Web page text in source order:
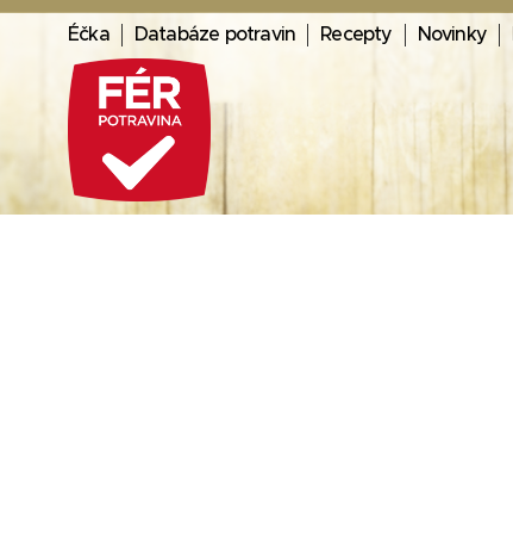
Éčka Databáze potravin Recepty Novinky